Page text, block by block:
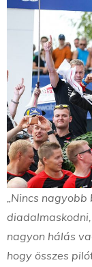
„Nincs
nagyon hálás
hogy összes